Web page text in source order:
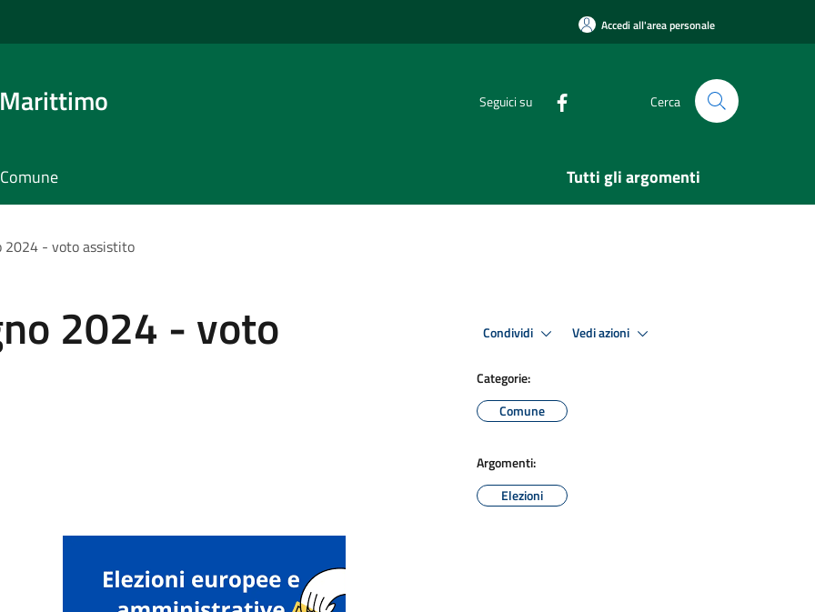
Accedi all'area personale
Seguici su Cerca
Tutti gli argomenti
2024 - voto assistito
2024 - voto Condividi Vedi azioni
Categorie:
Comune
Argomenti:
Elezioni